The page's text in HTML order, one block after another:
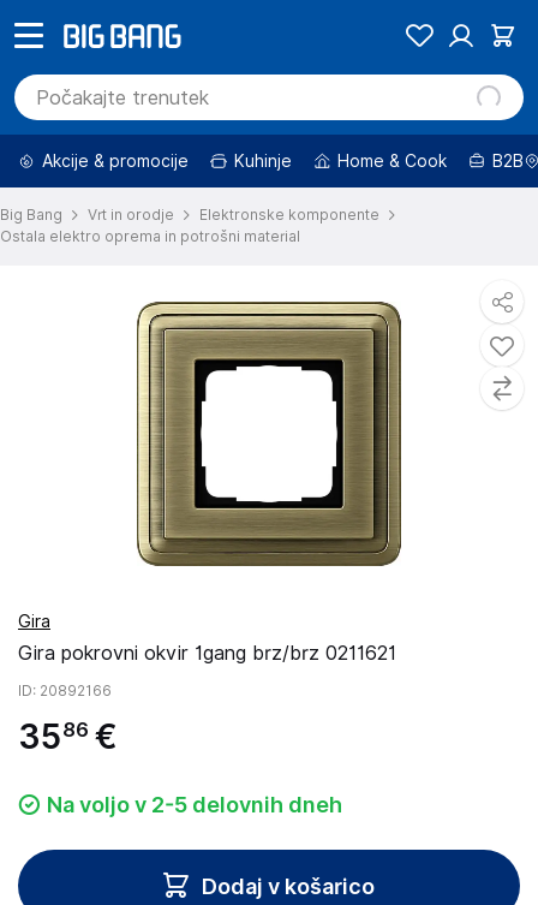
Akcije & promocije Kuhinje Home & Cook B2B
Big Bang Vrt in orodje
Elektronske komponente
Ostala elektro oprema in potrošni material
Gira
Gira pokrovni okvir 1gang brz/brz 0211621
ID: 20892166
3586 €
Na voljo v 2-5 delovnih dneh
Dodaj v košarico